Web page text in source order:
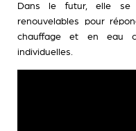
Dans le futur, elle se
renouvelables pour
chauffage et en eau
individuelles.